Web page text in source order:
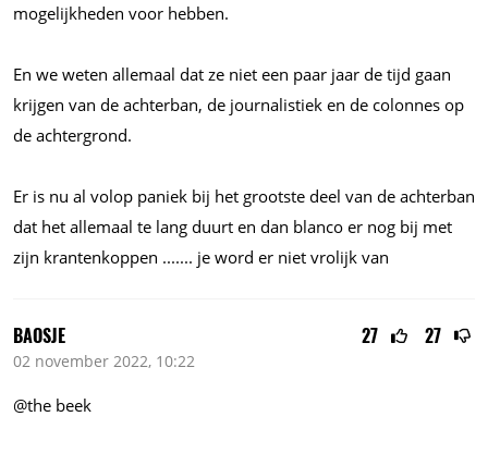
mogelijkheden voor hebben.
En we weten allemaal dat ze niet een paar jaar de tijd gaan
krijgen van de achterban, de journalistiek en de colonnes op
de achtergrond.
Er is nu al volop paniek bij het grootste deel van de achterban
dat het allemaal te lang duurt en dan blanco er nog bij met
zijn krantenkoppen ....... je word er niet vrolijk van
27 27
BAOSJE
02 november 2022, 10:22
@the beek